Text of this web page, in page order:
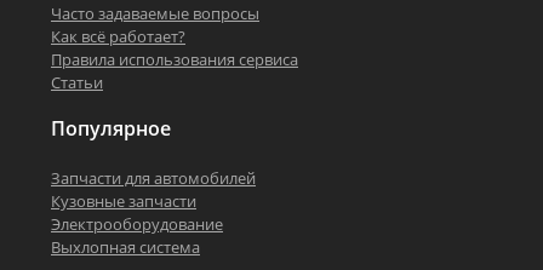
Часто задаваемые вопросы
Как всё работает?
Правила использования сервиса
Статьи
Популярное
Запчасти для автомобилей
Кузовные запчасти
Электрооборудование
Выхлопная система